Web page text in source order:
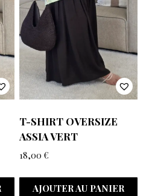
T-SHIRT OVERSIZE
ASSIA VERT
18,00 €
AJOUTER AU PANIER